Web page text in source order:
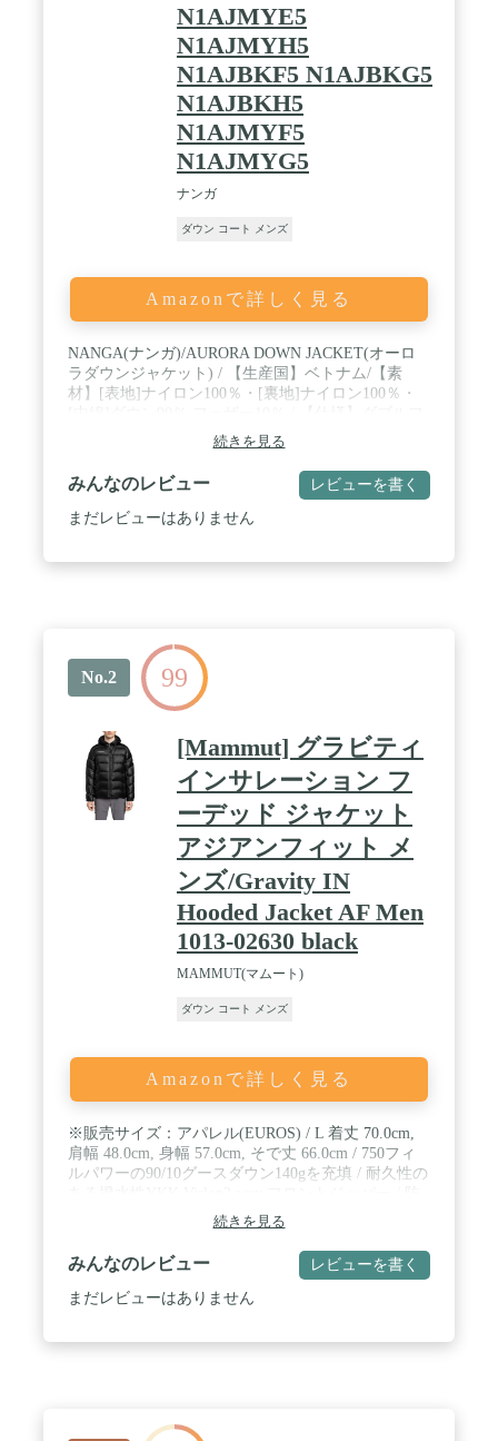
N1AJMYE5
N1AJMYH5
N1AJBKF5 N1AJBKG5
N1AJBKH5
N1AJMYF5
N1AJMYG5
ナンガ
ダウン コート メンズ
Amazonで詳しく見る
NANGA(ナンガ)/AURORA DOWN JACKET(オーロ
ラダウンジャケット) / 【生産国】ベトナム/【素
材】[表地]ナイロン100％・[裏地]ナイロン100％・
ァスナー開閉 ・ドローコード付きフード(取外不可)
・胸ジップポケット×1 ・ジップハンドポケット×2
・袖口マジックテープ調整 ・裾絞りドローコード付
き ・ダウン量150g(充填760FP) ・耐水圧20,000mm
・透湿性6,000g/m2/24hrs ・左胸にブランドロゴ刺繡
わり感が戻ります。 ・撥水加工済ですが完全防水モ
デルではありません。 ・難燃、耐熱モデルではあり
ません。 ・商品の検品時に包装を一時開封する場合
あり。 ・永久保証は有償によるメーカー修理保証で
続きを見る
みんなのレビュー レビューを書く
まだレビューはありません
No.2 99
[Mammut] グラビティ
インサレーション フ
ーデッド ジャケット
アジアンフィット メ
ンズ/Gravity IN
Hooded Jacket AF Men
1013-02630 black
MAMMUT(マムート)
ダウン コート メンズ
Amazonで詳しく見る
※販売サイズ：アパレル(EUROS) / L 着丈 70.0cm,
肩幅 48.0cm, 身幅 57.0cm, そで丈 66.0cm / 750フィ
ルパワーの90/10グースダウン140gを充填 / 耐久性の
滴ジッパー付き胸ポケット１つ
続きを見る
みんなのレビュー レビューを書く
まだレビューはありません